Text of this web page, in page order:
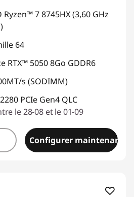
:TOP-GAMING7 8745HX (3,60 GHz
64
RTX™ 5050 8Go GDDR6
s (SODIMM)
PCIe Gen4 QLC
le 28-08 et le 01-09
Configurer maintenant